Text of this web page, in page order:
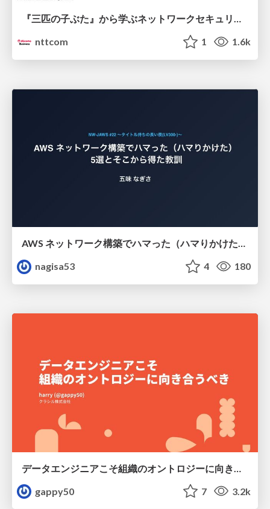
nttcom
1 1.6k
AWS ネットワーク構築でハマった（ハマりかけた） 5選とそこから得た教訓
nagisa53
4 180
gappy50
7 3.2k